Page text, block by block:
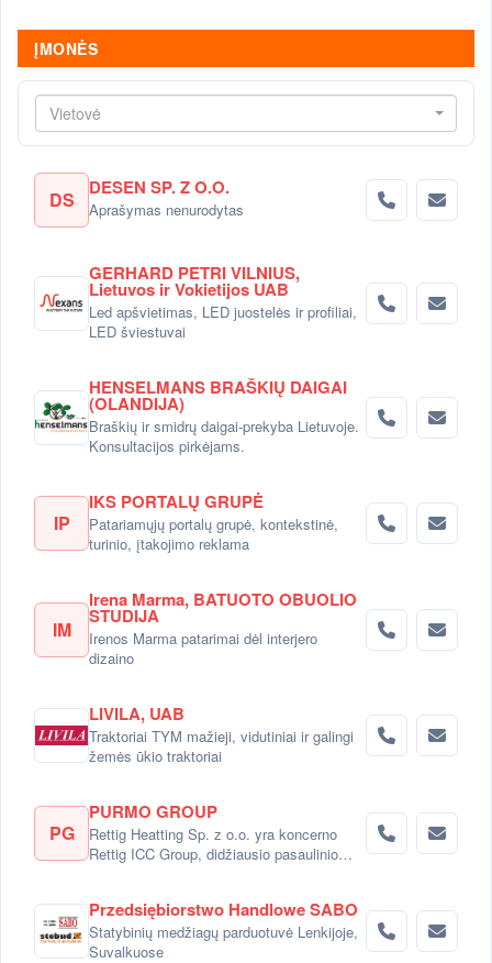
ĮMONĖS
Vietovė
DS DESEN SP. Z O.O.
Aprašymas nenurodytas
GERHARD PETRI VILNIUS,
Lietuvos ir Vokietijos UAB
Led apšvietimas, LED juostelės ir profiliai,
LED šviestuvai
HENSELMANS BRAŠKIŲ DAIGAI
(OLANDIJA)
Braškių ir smidrų daigai-prekyba Lietuvoje.
Konsultacijos pirkėjams.
IP
IKS PORTALŲ GRUPĖ
Patariamųjų portalų grupė, kontekstinė,
turinio, įtakojimo reklama
IM
Irena Marma, BATUOTO OBUOLIO
STUDIJA
Irenos Marma patarimai dėl interjero
dizaino
LIVILA, UAB
Traktoriai TYM mažieji, vidutiniai ir galingi
žemės ūkio traktoriai
PG
PURMO GROUP
Rettig Heatting Sp. z o.o. yra koncerno
Rettig ICC Group, didžiausio pasaulinio
Przedsiębiorstwo Handlowe SABO
Statybinių medžiagų parduotuvė Lenkijoje,
Suvalkuose